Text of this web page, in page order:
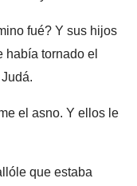
fué? Y sus hijos
había tornado el
el asno. Y ellos le
que estaba